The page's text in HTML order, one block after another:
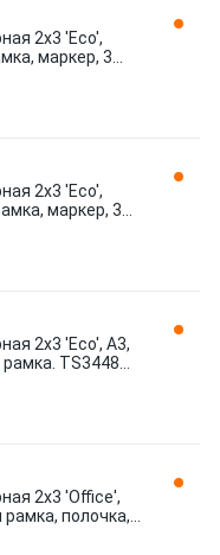
2х3 'Eco',
маркер, 3
2X3
2х3 'Eco',
маркер, 3
2X3
2х3 'Eco', А3,
TS3448
2х3 'Office',
полочка,
2X3